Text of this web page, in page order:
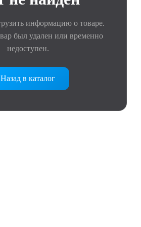
информацию о товаре.
был удален или временно
недоступен.
Назад в каталог